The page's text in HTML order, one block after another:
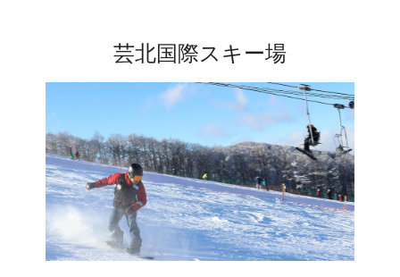
芸北国際スキー場